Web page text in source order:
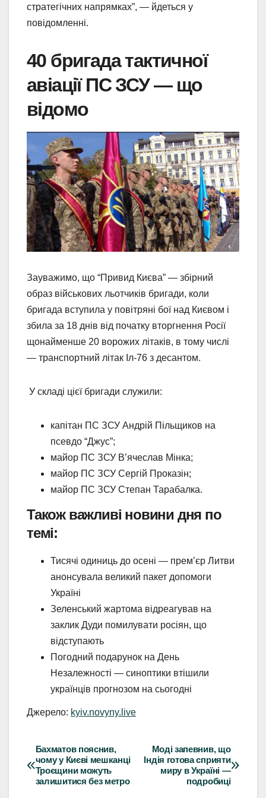
стратегічних напрямках”, — йдеться у
повідомленні.
40 бригада тактичної
авіації ПС ЗСУ — що
відомо
Зауважимо, що “Привид Києва” — збірний
образ військових льотчиків бригади, коли
бригада вступила у повітряні бої над Києвом і
збила за 18 днів від початку вторгнення Росії
щонайменше 20 ворожих літаків, в тому числі
— транспортний літак Іл-76 з десантом.
У складі цієї бригади служили:
капітан ПС ЗСУ Андрій Пільщиков на
псевдо “Джус”;
майор ПС ЗСУ В’ячеслав Мінка;
майор ПС ЗСУ Сергій Проказін;
майор ПС ЗСУ Степан Тарабалка.
Також важливі новини дня по
темі:
Тисячі одиниць до осені — прем’єр Литви
анонсувала великий пакет допомоги
Україні
Зеленський жартома відреагував на
заклик Дуди помилувати росіян, що
відступають
Погодний подарунок на День
Незалежності — синоптики втішили
українців прогнозом на сьогодні
Джерело: kyiv.novyny.live
Навігація
записів
Моді запевнив, що
Індія готова сприяти
миру в Україні —
подробиці
Бахматов пояснив,
чому у Києві мешканці
Троєщини можуть
залишитися без метро